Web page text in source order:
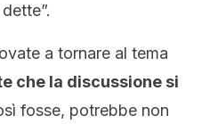
a tornare al tema
che la discussione si
fosse, potrebbe non